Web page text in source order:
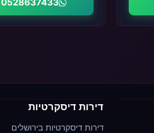
0528637433
דירות דיסקרטיות
דירות דיסקרטיות בירושלים